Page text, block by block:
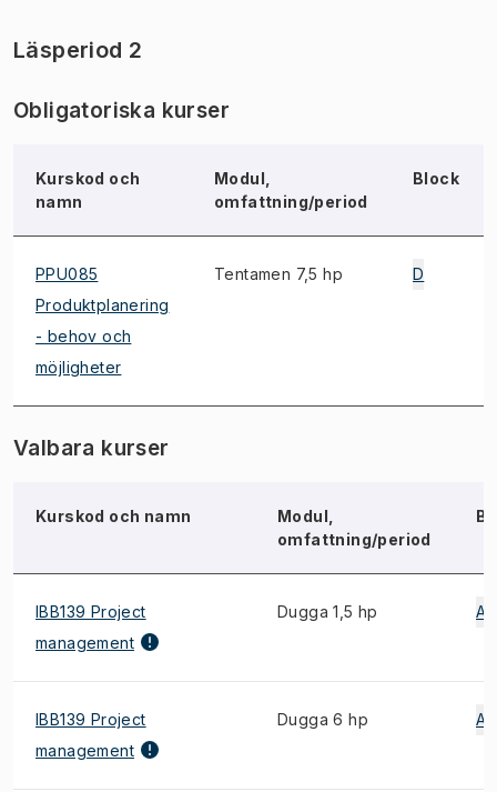
Läsperiod 2
Obligatoriska kurser
Kurskod och
namn
Modul,
omfattning/period
Block
PPU085
Produktplanering
- behov och
möjligheter
Tentamen 7,5 hp D
Valbara kurser
Kurskod och namn
Modul,
omfattning/period
IBB139 Project
management
Dugga 1,5 hp A
IBB139 Project
management
Dugga 6 hp A